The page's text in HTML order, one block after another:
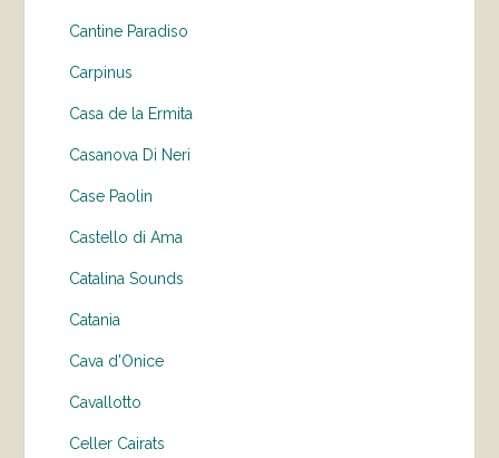
Cantine Paradiso
Carpinus
Casa de la Ermita
Casanova Di Neri
Case Paolin
Castello di Ama
Catalina Sounds
Catania
Cava d'Onice
Cavallotto
Celler Cairats